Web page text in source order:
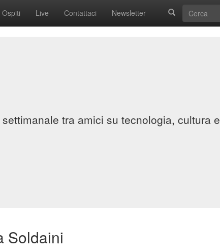
Ospiti Live Contattaci Newsletter
tra amici su tecnologia, cultura e
Soldaini